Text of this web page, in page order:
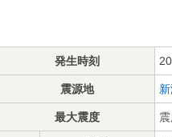
発生時刻
震源地
最大震度